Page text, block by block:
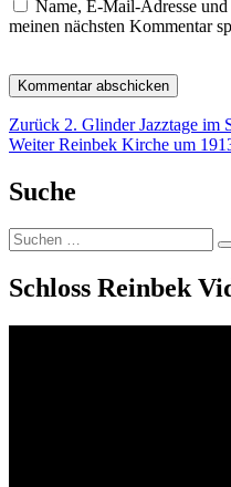
Name, E-Mail-Adresse
meinen nächsten Kommentar
Beitragsnavigation
Zurück Vorheriger
Beitrag:
2. Glinder Jazztage im
Weiter Nächster
Reinbek Kirche um
Suche
Suchen
nach:
Schloss Reinbek